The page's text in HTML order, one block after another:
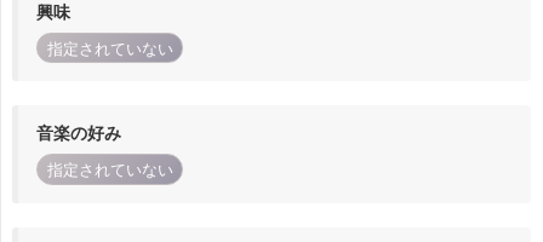
興味
指定されていない
音楽の好み
指定されていない